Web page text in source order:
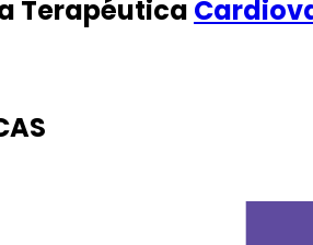
Terapéutica